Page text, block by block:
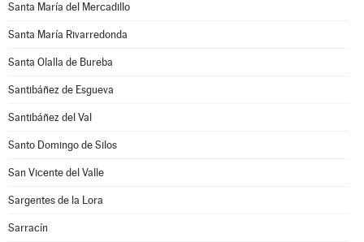
Santa María del Mercadillo
Santa María Rivarredonda
Santa Olalla de Bureba
Santibáñez de Esgueva
Santibáñez del Val
Santo Domingo de Silos
San Vicente del Valle
Sargentes de la Lora
Sarracín